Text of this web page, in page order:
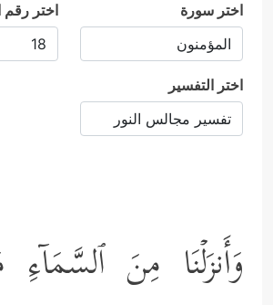
اختر سورة اختر رقم
اختر التفسير
وَأَنزَلۡنَا مِنَ